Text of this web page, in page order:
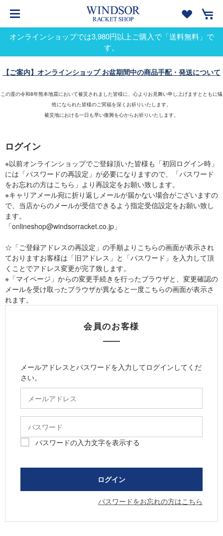
オンラインショップでは3,980円以上ご購入で「送料無料」で
す。
【ご案内】オンラインショップ お盆期間中の商品手配・発送について
この度の令和8年熊本地震において被災されました皆様に、心よりお見舞い申し上げますとともに犠
牲になられた皆様のご冥福を深くお祈りいたします。
被災地における一日も早い復興を心からお祈りいたします。
ログイン
※以前オンラインショップでご登録頂いた皆様も「初回ログイン時」
には「パスワードの再設定」が必要になりますので、「パスワード
をお忘れの方はこちら」より再設定をお願い致します。
※キャリアメール宛に折り返しメールが届かない場合がございますの
で、当店からのメールが受信できるよう指定受信設定をお願い致し
ます。
「onlineshop@windsorracket.co.jp」
☆「ご登録アドレスの再設定」の手順よりこちらの画面が表示され
ておりますお客様は「旧アドレス」と「パスワード」を入力して頂
くことでアドレス変更が完了致します。
※「マイページ」からの変更手続きを行ったブラウザと、変更確認の
メールを受け取ったブラウザが異なると一度こちらの画面が表示さ
れます。
会員のお客様
メールアドレスとパスワードを入力してログインしてくだ
さい。
パスワードの入力文字を表示する
パスワードをお忘れの方はこちら